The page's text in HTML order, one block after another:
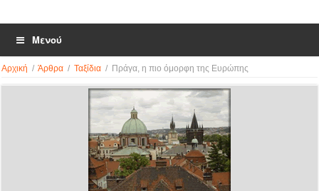
Μενού
Αρχική / Άρθρα / Ταξίδια / Πράγα, η πιο όμορφη της Ευρώπης